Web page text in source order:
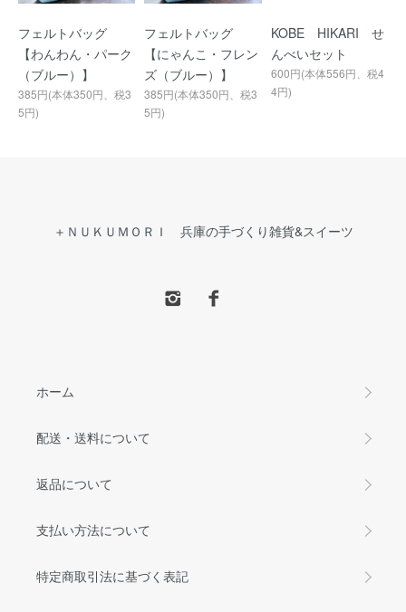
フェルトバッグ
【わんわん・パーク
（ブルー）】
385円(本体350円、税3
5円)
フェルトバッグ
【にゃんこ・フレン
ズ（ブルー）】
385円(本体350円、税3
5円)
KOBE HIKARI せ
んべいセット
600円(本体556円、税4
4円)
＋ＮＵＫＵＭＯＲＩ 兵庫の手づくり雑貨&スイーツ
ホーム
配送・送料について
返品について
支払い方法について
特定商取引法に基づく表記